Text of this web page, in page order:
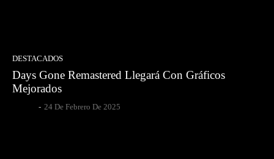
DESTACADOS
Days Gone Remastered Llegará Con Gráficos
Mejorados
- 24 De Febrero De 2025